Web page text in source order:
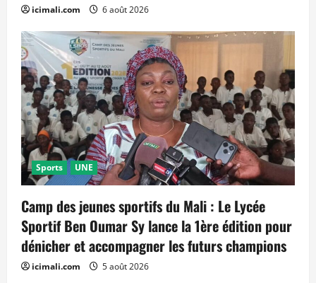
icimali.com 6 août 2026
Sports UNE
Camp des jeunes sportifs du Mali : Le Lycée
Sportif Ben Oumar Sy lance la 1ère édition pour
dénicher et accompagner les futurs champions
icimali.com 5 août 2026